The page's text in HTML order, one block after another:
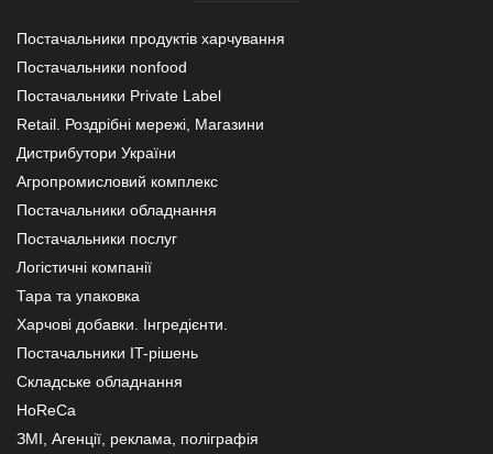
Постачальники продуктів харчування
Постачальники nonfood
Постачальники Private Label
Retail. Роздрібні мережі, Магазини
Дистрибутори України
Агропромисловий комплекс
Постачальники обладнання
Постачальники послуг
Логістичні компанії
Тара та упаковка
Харчові добавки. Інгредієнти.
Постачальники IT-рішень
Складське обладнання
HoReCa
ЗМІ, Агенції, реклама, поліграфія